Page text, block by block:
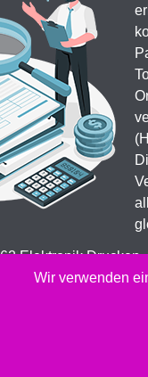
Elektronik
2026
Wir verwenden